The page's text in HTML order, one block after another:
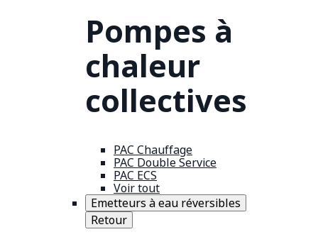
Pompes à
chaleur
collectives
PAC Chauffage
PAC Double Service
PAC ECS
Voir tout
Emetteurs à eau réversibles
Retour